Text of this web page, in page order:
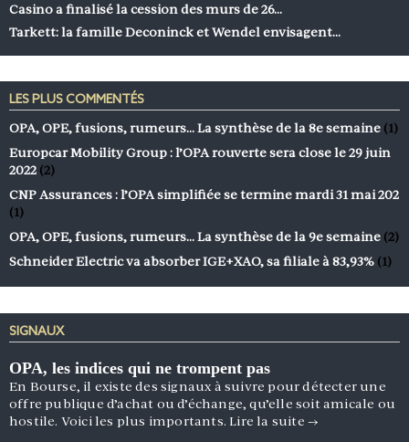
Casino a finalisé la cession des murs de 26…
Tarkett: la famille Deconinck et Wendel envisagent…
LES PLUS COMMENTÉS
OPA, OPE, fusions, rumeurs… La synthèse de la 8e semaine (1)
Europcar Mobility Group : l’OPA rouverte sera close le 29 juin
2022 (2)
CNP Assurances : l’OPA simplifiée se termine mardi 31 mai 202
(1)
OPA, OPE, fusions, rumeurs… La synthèse de la 9e semaine (2)
Schneider Electric va absorber IGE+XAO, sa filiale à 83,93% (1)
SIGNAUX
OPA, les indices qui ne trompent pas
En Bourse, il existe des signaux à suivre pour détecter une
offre publique d’achat ou d’échange, qu’elle soit amicale ou
hostile. Voici les plus importants.Lire la suite →